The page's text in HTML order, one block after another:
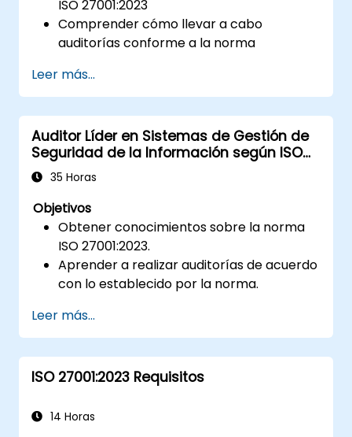
ISO 27001:2023
Comprender cómo llevar a cabo
auditorías conforme a la norma
Leer más...
Auditor Líder en Sistemas de Gestión de
Seguridad de la Información según ISO
27001:2023
35 Horas
Objetivos
Obtener conocimientos sobre la norma
ISO 27001:2023.
Aprender a realizar auditorías de acuerdo
con lo establecido por la norma.
ámbito.
Leer más...
ISO 27001:2023 Requisitos
14 Horas